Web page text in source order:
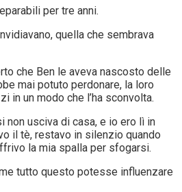
per tre anni.
quella che sembrava
che Ben le aveva nascosto delle
mai potuto perdonare, la loro
in un modo che l’ha sconvolta.
non usciva di casa, e io ero lì in
il tè, restavo in silenzio quando
la mia spalla per sfogarsi.
tutto questo potesse influenzare